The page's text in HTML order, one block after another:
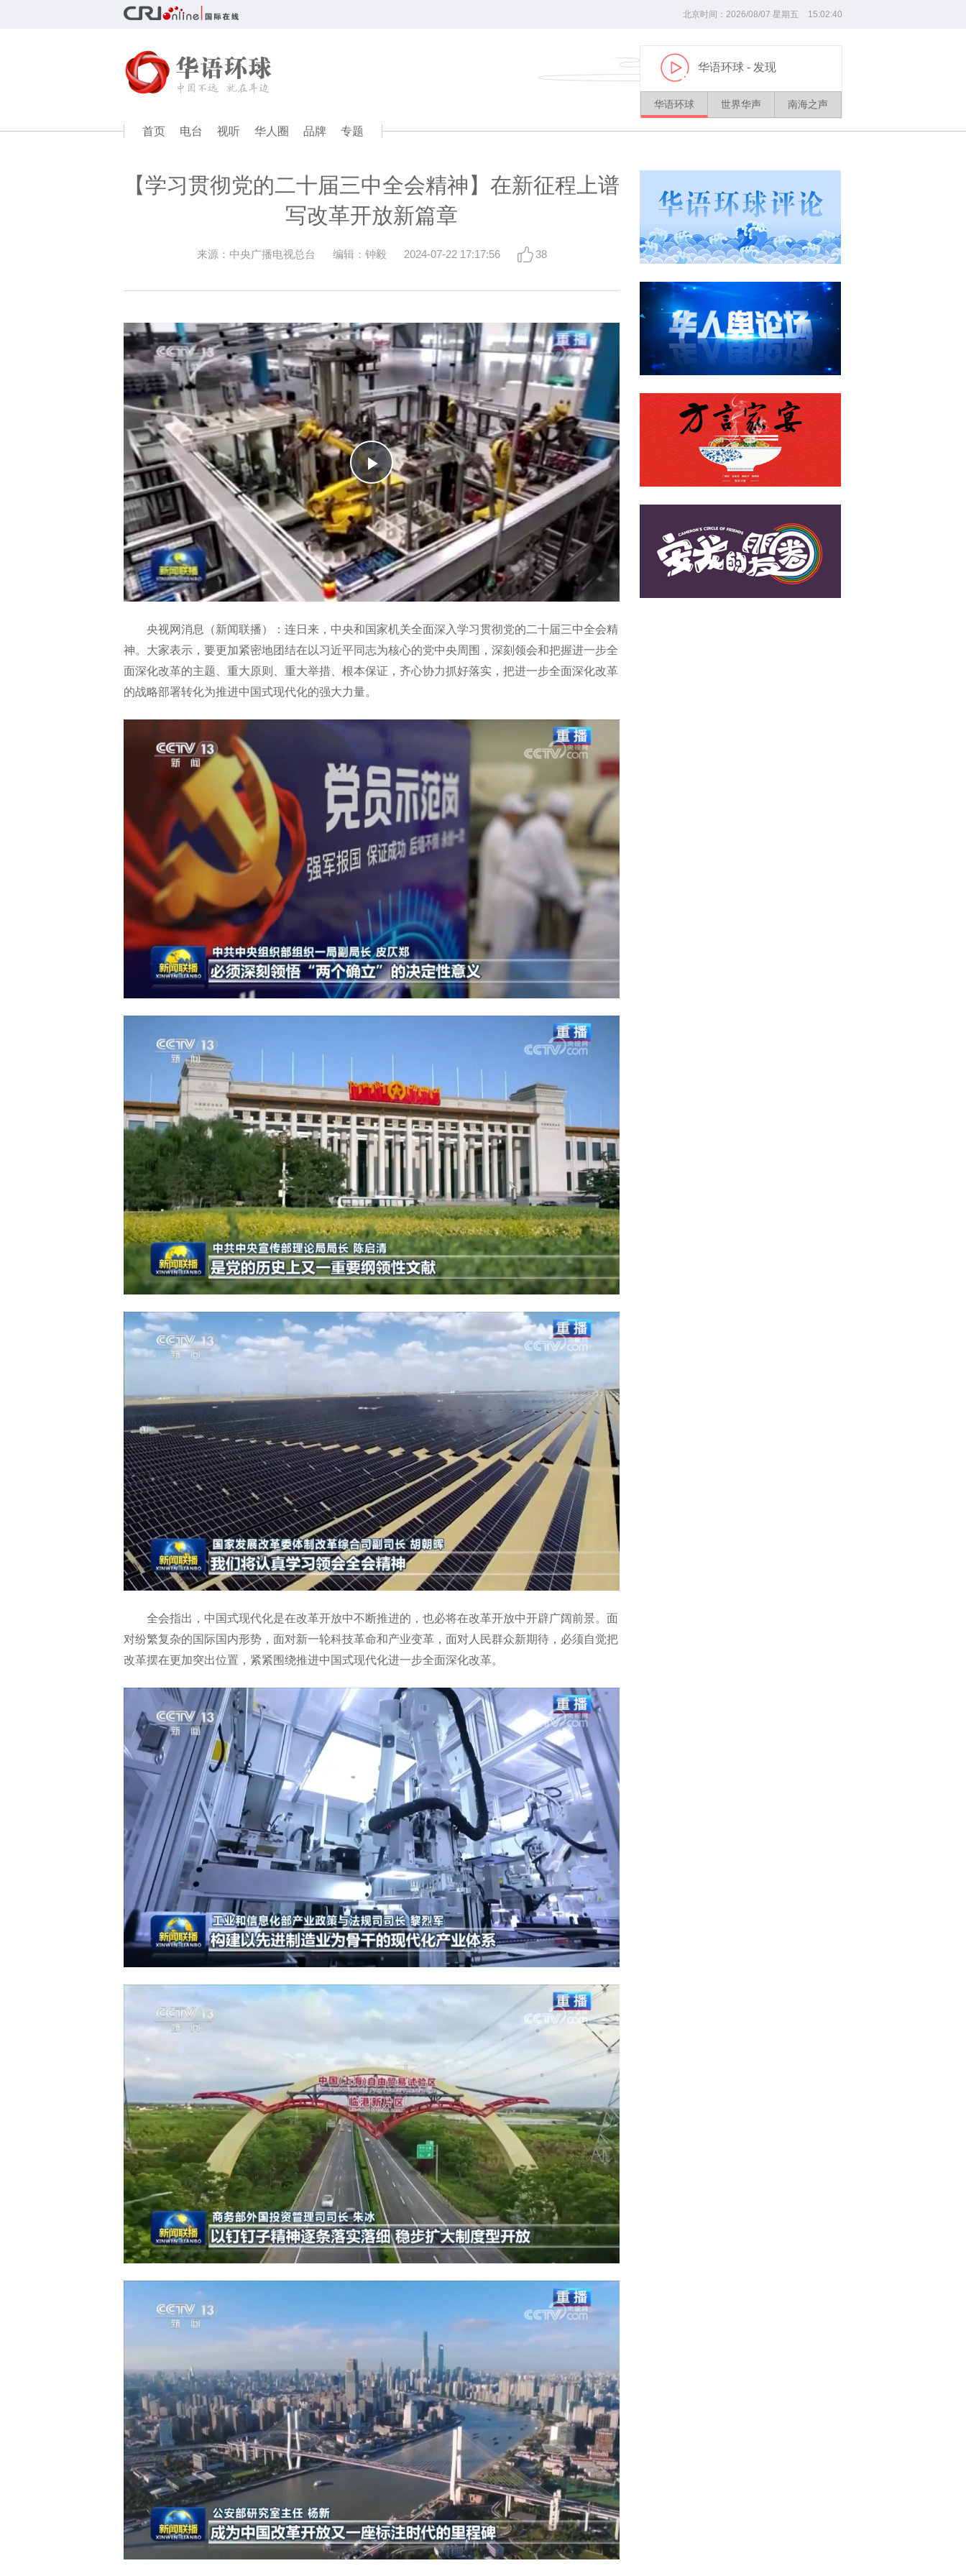
北京时间： 2026/08/07 星期五 15:02:41
播
放
华语环球 - 发现
华语环球 世界华声 南海之声
首页 电台 视听 华人圈 品牌 专题
【学习贯彻党的二十届三中全会精神】在新征程上谱
写改革开放新篇章
来源：中央广播电视总台 编辑：钟毅 2024-07-22 17:17:56 38
播
放
央视网消息（新闻联播）：连日来，中央和国家机关全面深入学习贯彻党的二十届三中全会精
神。大家表示，要更加紧密地团结在以习近平同志为核心的党中央周围，深刻领会和把握进一步全
面深化改革的主题、重大原则、重大举措、根本保证，齐心协力抓好落实，把进一步全面深化改革
的战略部署转化为推进中国式现代化的强大力量。
全会指出，中国式现代化是在改革开放中不断推进的，也必将在改革开放中开辟广阔前景。面
对纷繁复杂的国际国内形势，面对新一轮科技革命和产业变革，面对人民群众新期待，必须自觉把
改革摆在更加突出位置，紧紧围绕推进中国式现代化进一步全面深化改革。